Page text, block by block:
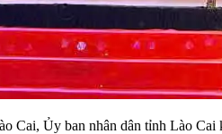
Cai, Ủy ban nhân dân tỉnh Lào